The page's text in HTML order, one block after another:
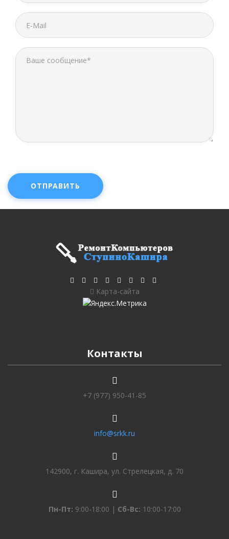
ОТПРАВИТЬ
Карта-сайта
Контакты
+7 (977) 950-41-85
info@srkk.ru
142900, г. Кашира, ул. Стрелецкая, д. 70
Пн-Пт: 9:00-18:00 | Сб-Вс: 10:00-17:00